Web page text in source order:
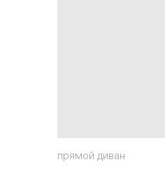
прямой диван